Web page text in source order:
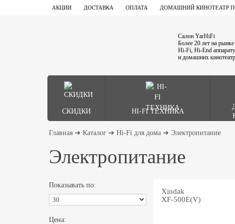
АКЦИИ ДОСТАВКА ОПЛАТА ДОМАШНИЙ КИНОТЕАТР
Салон YarHiFi
Более 20 лет на рынке
Hi-Fi, Hi-End
и домашних
СКИДКИ HI-FI ТЕХНИКА
Главная ➔ Каталог ➔ Hi-Fi для дома ➔ Электропитание
Электропитание
Показывать по:
Цена:
Xindak
XF-500E(V)